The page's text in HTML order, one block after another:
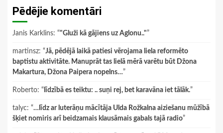
Pēdējie komentāri
Janis Karklins: “"Gluži kā gājiens uz Aglonu.."”
martinsz: “Jā, pēdējā laikā patiesi vērojama liela reformēto
baptistu aktivitāte. Manuprāt tas lielā mērā varētu būt Džona
Makartura, Džona Paipera nopelns…”
Roberto: “ līdzībā es teiktu: .. suņi rej, bet karavāna iet tālāk.”
talyc: “…līdz ar luterāņu mācītāja Ulda Rožkalna aiziešanu mūžībā
šķiet nomiris arī beidzamais klausāmais gabals tajā radio”